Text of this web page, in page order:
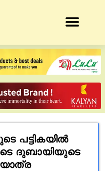
പട്ടികയിൽ
ദുബായിയുടെ